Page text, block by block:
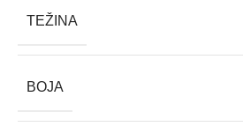
TEŽINA
BOJA